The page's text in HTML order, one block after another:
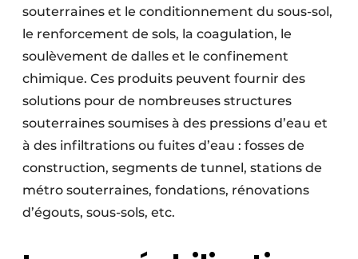
souterraines et le conditionnement du sous-sol,
le renforcement de sols, la coagulation, le
soulèvement de dalles et le confinement
chimique. Ces produits peuvent fournir des
solutions pour de nombreuses structures
souterraines soumises à des pressions d’eau et
à des infiltrations ou fuites d’eau : fosses de
construction, segments de tunnel, stations de
métro souterraines, fondations, rénovations
d’égouts, sous-sols, etc.